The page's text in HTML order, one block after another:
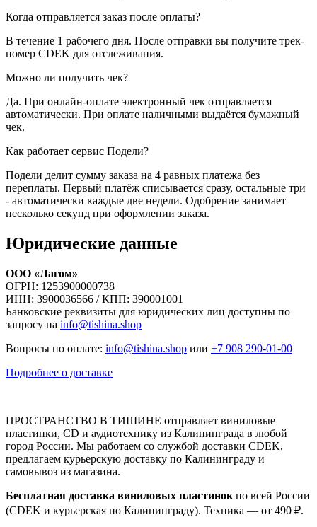
Когда отправляется заказ после оплаты?
В течение 1 рабочего дня. После отправки вы получите трек-
номер CDEK для отслеживания.
Можно ли получить чек?
Да. При онлайн-оплате электронный чек отправляется
автоматически. При оплате наличными выдаётся бумажный
чек.
Как работает сервис Подели?
Подели делит сумму заказа на 4 равных платежа без
переплаты. Первый платёж списывается сразу, остальные три
- автоматически каждые две недели. Одобрение занимает
несколько секунд при оформлении заказа.
Юридические данные
ООО «Лагом»
ОГРН: 1253900000738
ИНН: 3900036566 / КПП: 390001001
Банковские реквизиты для юридических лиц доступны по
запросу на info@tishina.shop
Вопросы по оплате: info@tishina.shop или +7 908 290-01-00
Подробнее о доставке
ПРОСТРАНСТВО В ТИШИНЕ отправляет виниловые
пластинки, CD и аудиотехнику из Калининграда в любой
город России. Мы работаем со службой доставки CDEK,
предлагаем курьерскую доставку по Калининграду и
самовывоз из магазина.
Бесплатная доставка виниловых пластинок по всей России
(CDEK и курьерская по Калининграду). Техника — от 490 ₽.